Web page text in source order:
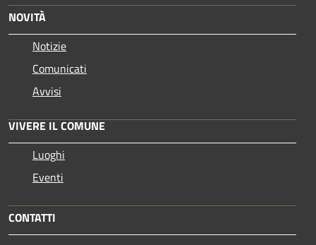
NOVITÀ
Notizie
Comunicati
Avvisi
VIVERE IL COMUNE
Luoghi
Eventi
CONTATTI